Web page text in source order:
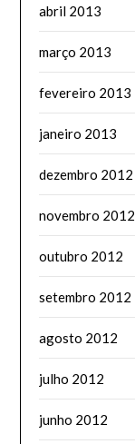
abril 2013
março 2013
fevereiro 2013
janeiro 2013
dezembro 2012
novembro 2012
outubro 2012
setembro 2012
agosto 2012
julho 2012
junho 2012